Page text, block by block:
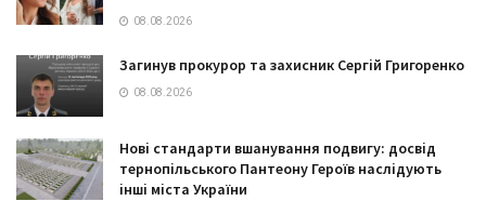
08.08.2026
Загинув прокурор та захисник Сергій Григоренко
08.08.2026
Нові стандарти вшанування подвигу: досвід
тернопільського Пантеону Героїв наслідують
інші міста України